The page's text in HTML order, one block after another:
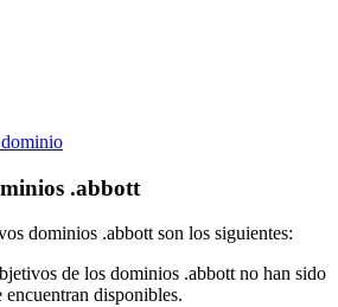
dominio
.abbott
dominios .abbott son los siguientes:
de los dominios .abbott no han sido
disponibles.